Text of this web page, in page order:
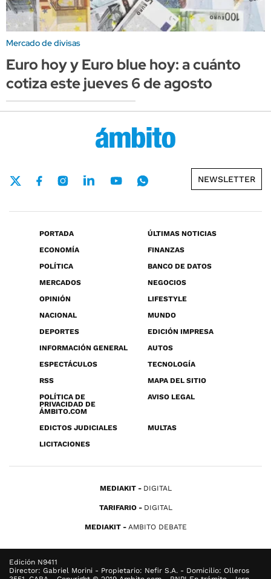
Mercado de divisas
Euro hoy y Euro blue hoy: a cuánto
cotiza este jueves 6 de agosto
NEWSLETTER
PORTADA
ÚLTIMAS NOTICIAS
ECONOMÍA
FINANZAS
POLÍTICA
BANCO DE DATOS
MERCADOS
NEGOCIOS
OPINIÓN
LIFESTYLE
NACIONAL
MUNDO
DEPORTES
EDICIÓN IMPRESA
INFORMACIÓN GENERAL
AUTOS
ESPECTÁCULOS
TECNOLOGÍA
RSS
MAPA DEL SITIO
POLÍTICA DE
PRIVACIDAD DE
ÁMBITO.COM
AVISO LEGAL
EDICTOS JUDICIALES
MULTAS
LICITACIONES
MEDIAKIT DIGITAL
TARIFARIO DIGITAL
MEDIAKIT AMBITO DEBATE
Edición N9411
Director: Gabriel Morini - Propietario: Nefir S.A. - Domicilio: Olleros